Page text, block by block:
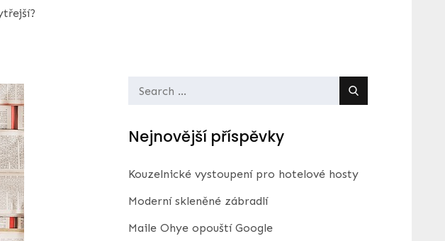
Search
Nejnovější příspěvky
Kouzelnické vystoupení pro hotelové hosty
Moderní skleněné zábradlí
Maile Ohye opouští Google